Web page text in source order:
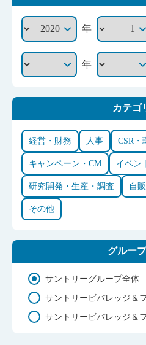
年
年
カテゴ
経営・財務 人事 CSR・
キャンペーン・CM イベン
研究開発・生産・調査 自
その他
グルー
サントリーグループ全体
サントリービバレッジ＆
サントリービバレッジ＆